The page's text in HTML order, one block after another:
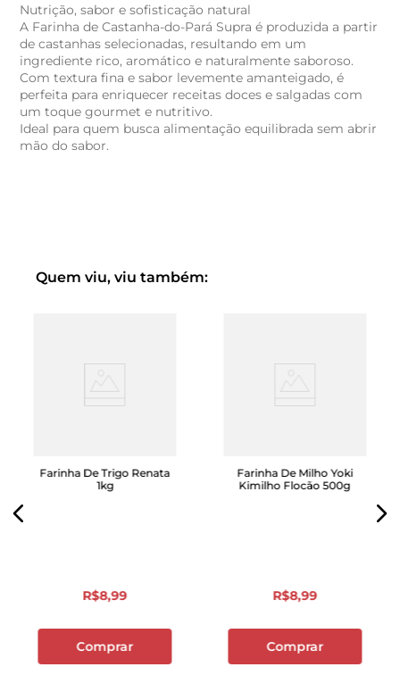
Nutrição, sabor e sofisticação natural
A Farinha de Castanha-do-Pará Supra é produzida a partir
de castanhas selecionadas, resultando em um
ingrediente rico, aromático e naturalmente saboroso.
Com textura fina e sabor levemente amanteigado, é
perfeita para enriquecer receitas doces e salgadas com
um toque gourmet e nutritivo.
Ideal para quem busca alimentação equilibrada sem abrir
mão do sabor.
Quem viu, viu também:
Farinha De Trigo Renata
1kg
R$8,99
Comprar
Farinha De Milho Yoki
Kimilho Flocão 500g
R$8,99
Comprar